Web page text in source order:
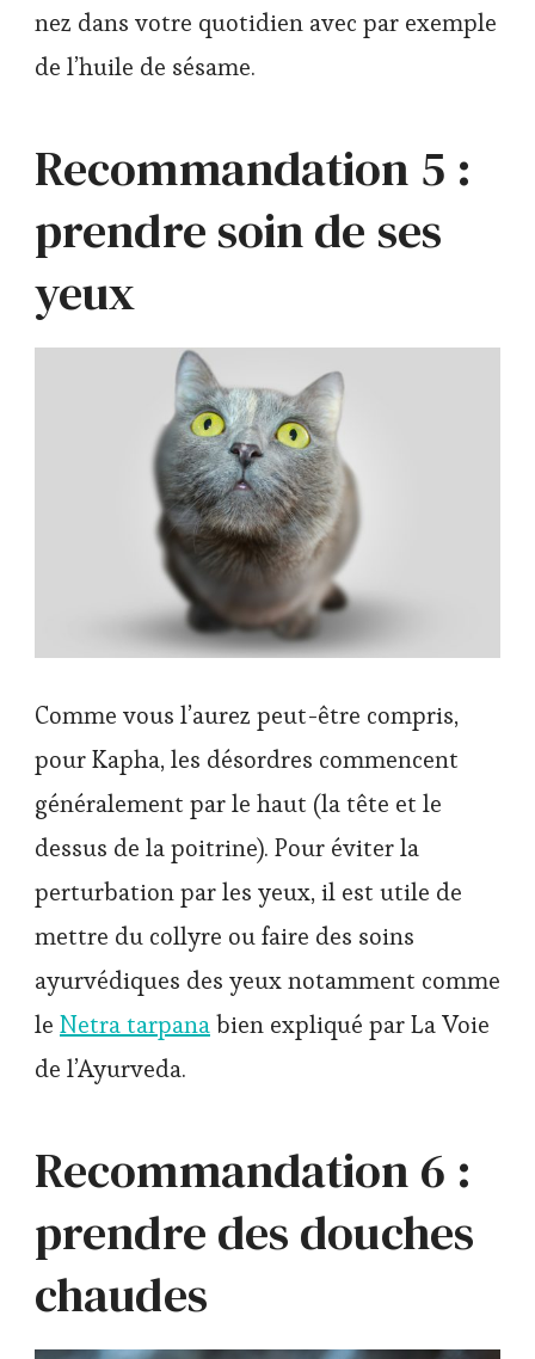
nez dans votre quotidien avec par exemple
de l’huile de sésame.
Recommandation 5 :
prendre soin de ses
yeux
Comme vous l’aurez peut-être compris,
pour Kapha, les désordres commencent
généralement par le haut (la tête et le
dessus de la poitrine). Pour éviter la
perturbation par les yeux, il est utile de
mettre du collyre ou faire des soins
ayurvédiques des yeux notamment comme
le Netra tarpanabien expliqué par La Voie
de l’Ayurveda.
Recommandation 6 :
prendre des douches
chaudes